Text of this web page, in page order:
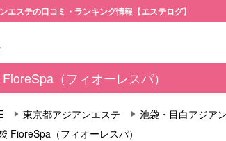
エステの口コミ・ランキング情報【エステログ】
（フィオーレスパ）
東京都アジアンエステ 池袋・目白アジア
FioreSpa（フィオーレスパ）